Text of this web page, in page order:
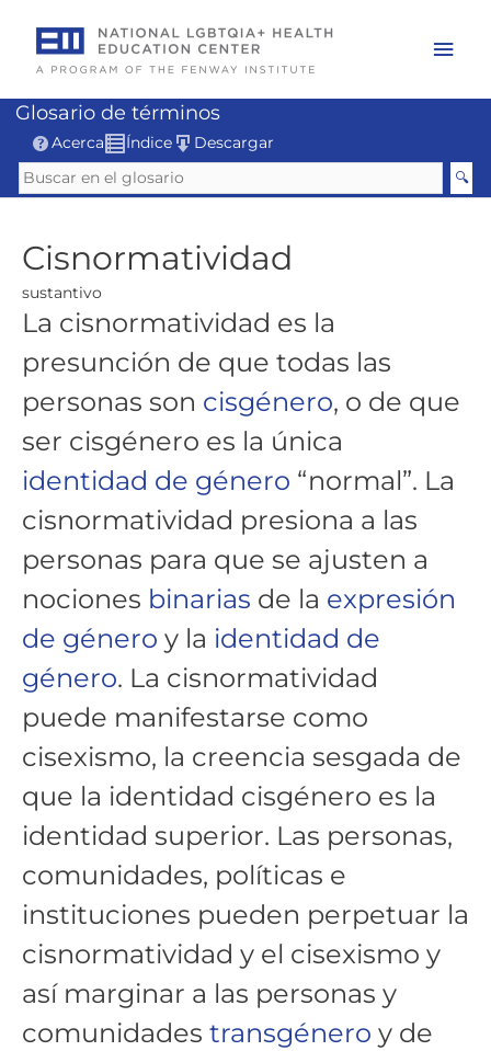
content
Glosario de términos
Acerca Índice Descargar
Cisnormatividad
sustantivo
La cisnormatividad es la
presunción de que todas las
personas son cisgénero, o de que
ser cisgénero es la única
identidad de género “normal”. La
cisnormatividad presiona a las
personas para que se ajusten a
nociones binarias de la expresión
de género y la identidad de
género. La cisnormatividad
puede manifestarse como
cisexismo, la creencia sesgada de
que la identidad cisgénero es la
identidad superior. Las personas,
comunidades, políticas e
instituciones pueden perpetuar la
cisnormatividad y el cisexismo y
así marginar a las personas y
comunidades transgénero y de